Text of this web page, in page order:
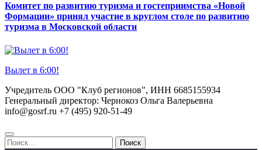
Комитет по развитию туризма и гостеприимства «Новой
Формации» принял участие в круглом столе по развитию
туризма в Московской области
Вылет в 6:00!
Учредитель ООО "Клуб регионов", ИНН 6685155934
Генеральный директор: Чернокоз Ольга Валерьевна
info@gosrf.ru +7 (495) 920-51-49
Найти: